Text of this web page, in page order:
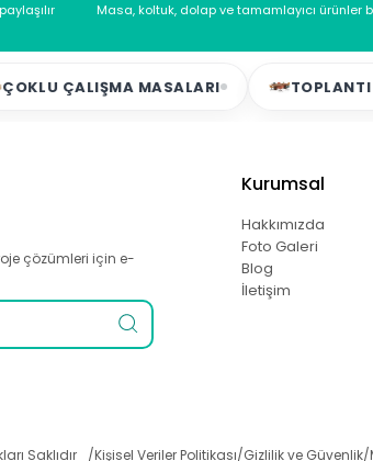
Masa, koltuk, dolap ve tamamlayıcı ürünler
MASALARI TOPLANTI MASASI
çözümleri için e-
Kurumsal
Hakkımızda
Foto Galeri
Blog
İletişim
Saklıdır Kişisel Veriler Politikası Gizlilik ve Güvenlik